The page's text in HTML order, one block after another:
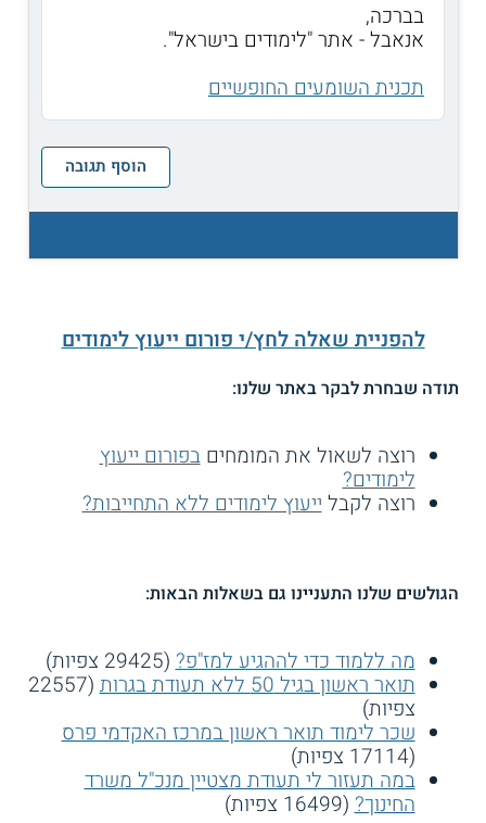
בברכה,
אנאבל - אתר "לימודים בישראל".
תכנית השומעים החופשיים
הוסף תגובה
להפניית שאלה לחץ/י פורום ייעוץ לימודים
תודה שבחרת לבקר באתר שלנו:
רוצה לשאול את המומחיםבפורום ייעוץ
לימודים?
רוצה לקבל ייעוץ לימודים ללא התחייבות?
הגולשים שלנו התעניינו גם בשאלות הבאות:
מה ללמוד כדי לההגיע למז"פ? (29425 צפיות)
תואר ראשון בגיל 50 ללא תעודת בגרות (22557
צפיות)
שכר לימוד תואר ראשון במרכז האקדמי פרס
(17114 צפיות)
במה תעזור לי תעודת מצטיין מנכ"ל משרד
החינוך? (16499 צפיות)